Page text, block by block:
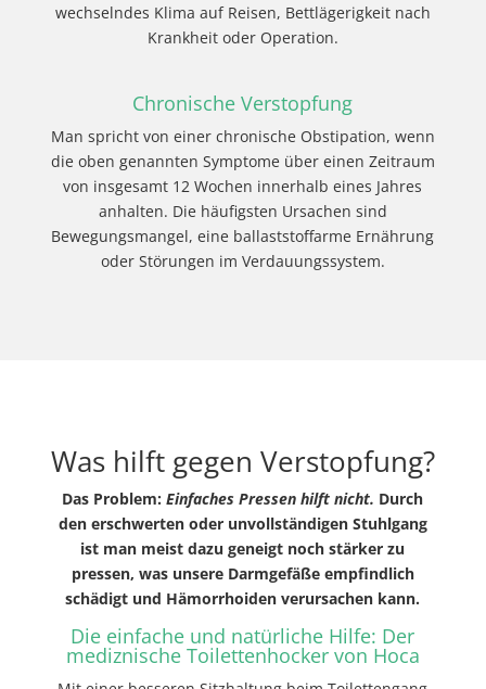
wechselndes Klima auf Reisen, Bettlägerigkeit nach
Krankheit oder Operation.
Chronische Verstopfung
Man spricht von einer chronische Obstipation, wenn
die oben genannten Symptome über einen Zeitraum
von insgesamt 12 Wochen innerhalb eines Jahres
anhalten. Die häufigsten Ursachen sind
Bewegungsmangel, eine ballaststoffarme Ernährung
oder Störungen im Verdauungssystem.
Was hilft gegen Verstopfung?
Das Problem:Einfaches Pressen hilft nicht. Durch
den erschwerten oder unvollständigen Stuhlgang
ist man meist dazu geneigt noch stärker zu
pressen, was unsere Darmgefäße empfindlich
schädigt und Hämorrhoiden verursachen kann.
Die einfache und natürliche Hilfe: Der
mediznische Toilettenhocker von Hoca